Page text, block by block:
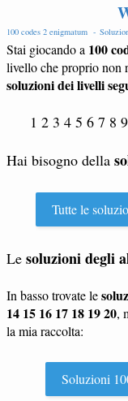
100 codes 2 enigmatum -
Stai giocando a 100
livello che proprio non
soluzioni dei livelli
1 2 3 4 5 6 7 8
Hai bisogno della
Tutte le
Le soluzioni degli
In basso trovate le
14 15 16 17 18 19 20,
la mia raccolta:
Soluzioni